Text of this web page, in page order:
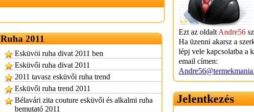
Ruha 2011
Esküvöi ruha divat 2011 ben
Esküvői ruha divat 2011
2011 tavasz esküvői ruha trend
Esküvői ruha trend 2011
Bélavári zita couture esküvői és alkalmi ruha
bemutató 2011
Ezt az oldalt Andre56
Ha üzenni akarsz a
lépj vele kapcsolatba a
email címen:
Jelentkezés